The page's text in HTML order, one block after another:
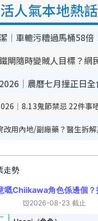
人氣本地熱話